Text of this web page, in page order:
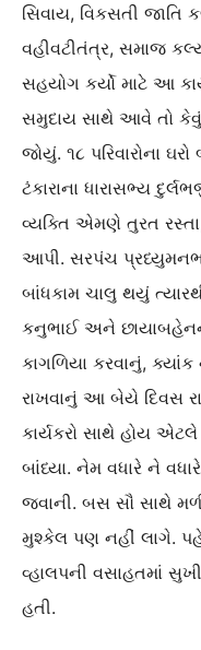
સિવાય, વિકસતી જાતિ
વહીવટીતંત્ર, સમાજ
સહયોગ કર્યો માટે આ
સમુદાય સાથે આવે તો કેવું
જોયું. ૧૮ પરિવારોના
ટંકારાના ધારાસભ્ય
વ્યક્તિ એમણે તુરત
આપી. સરપંચ
બાંધકામ ચાલુ થયું
કનુભાઈ અને
કાગળિયા કરવાનું, ક્યાંક
રાખવાનું આ બેયે દિવસ
કાર્યકરો સાથે હોય
બાંધ્યા. નેમ વધારે ને
જવાની. બસ સૌ સાથે
મુશ્કેલ પણ નહીં લાગે.
વ્હાલપની વસાહતમાં
હતી.